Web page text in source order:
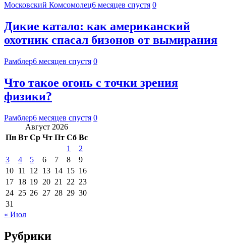
Московский Комсомолец6 месяцев спустя 0
Дикие катало: как американский
охотник спасал бизонов от вымирания
Рамблер6 месяцев спустя 0
Что такое огонь с точки зрения
физики?
Рамблер6 месяцев спустя 0
Август 2026
Пн Вт Ср Чт Пт Сб Вс
1
2
3
4 5 6 7 8
9
10 11 12 13 14 15 16
17 18 19 20 21 22 23
24 25 26 27 28 29 30
31
« Июл
Рубрики